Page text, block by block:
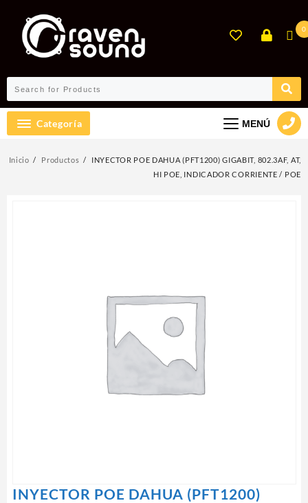
contenido
0
Categoría MENÚ
Inicio Productos
INYECTOR POE DAHUA (PFT1200) GIGABIT, 802.3AF, AT,
HI POE, INDICADOR CORRIENTE / POE
INYECTOR POE DAHUA (PFT1200)